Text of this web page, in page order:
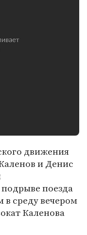
движения
и Денис
поезда
в среду вечером
Каленова